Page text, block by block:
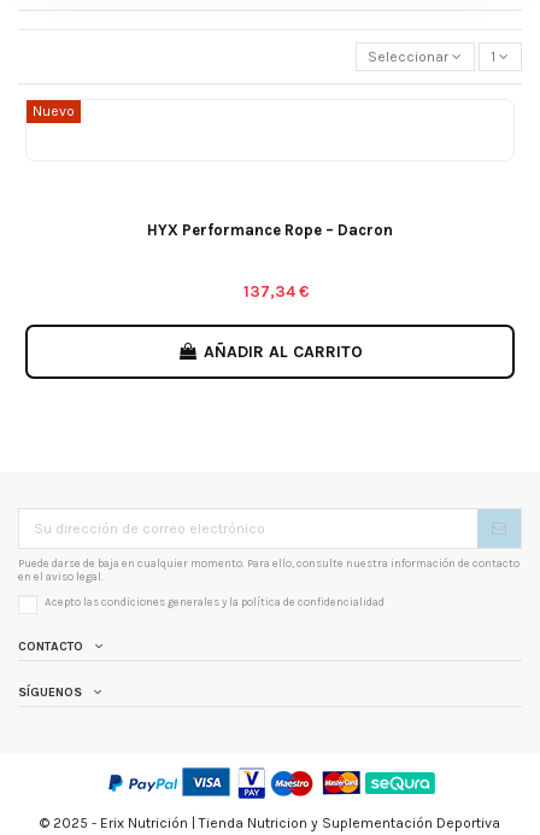
Seleccionar 1
Nuevo
HYX Performance Rope – Dacron
137,34 €
AÑADIR AL CARRITO
Puede darse de baja en cualquier momento. Para ello, consulte nuestra información de contacto
en el aviso legal.
Acepto las condiciones generales y la política de confidencialidad
CONTACTO
SÍGUENOS
© 2025 - Erix Nutrición | Tienda Nutricion y Suplementación Deportiva